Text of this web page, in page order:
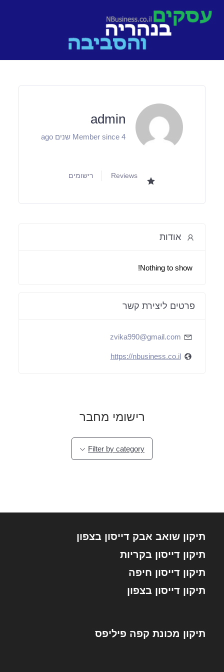
admin
Member since 4 שנים ago
Reviews רישומים
אודות
Nothing to show!
פרטים ליצירת קשר
zvika990@gmail.com
https://nbusiness.co.il
רישומי מחבר
Filter by category
תיקון שואב אבק דייסון בצפון
תיקון דייסון בקריות
תיקון דייסון חיפה
תיקון דייסון בצפון
תיקון מכונת קפה פיליפס